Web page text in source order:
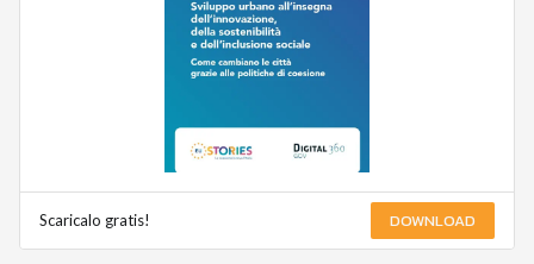
Scaricalo gratis! DOWNLOAD